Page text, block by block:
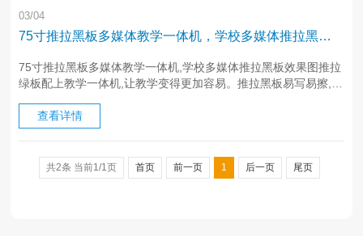
03/04
75寸推拉黑板多媒体教学一体机，学校多媒体推拉黑板
75寸推拉黑板多媒体教学一体机,学校多媒体推拉黑板效果图推拉
绿板配上教学一体机,让教学变得更加容易。推拉黑板易写易擦,边
边圆形结构,造型更加美观,更加牢固耐用。卡槽设计人性化设计···
查看详情
共2条 当前1/1页 首页 前一页 1 后一页 尾页